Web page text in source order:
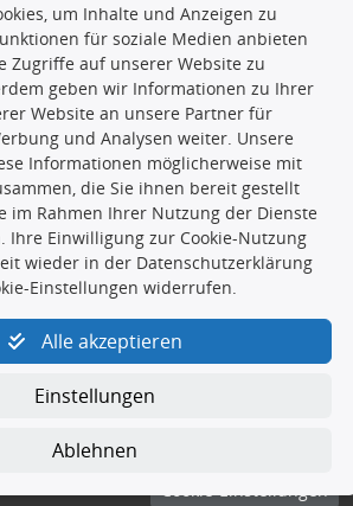
Die hier angezeigten Daten,
insbesondere die gesamte Datenbank,
dürfen nicht kopiert werden. Es ist zu
oder die gesamte Datenbank ohne
TecDocs zu vervielfältigen, zu
Handlungen durch Dritte ausführen
stellt eine
dar und wird verfolgt.
| Avidesweg 1 | 27386 Hemsbünde |
Cookie-Einstellungen
um Inhalte und Anzeigen zu
für soziale Medien anbieten
Zugriffe auf unserer Website zu
geben wir Informationen zu Ihrer
Website an unsere Partner für
und Analysen weiter. Unsere
Informationen möglicherweise mit
die Sie ihnen bereit gestellt
im Rahmen Ihrer Nutzung der Dienste
Ihre Einwilligung zur Cookie-Nutzung
wieder in der Datenschutzerklärung
Einstellungen widerrufen.
Alle akzeptieren
Einstellungen
Ablehnen